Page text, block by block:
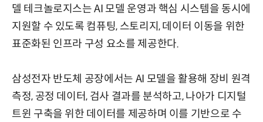
델 테크놀로지스는 AI 모델 운영과 핵심 시스템을 동시에
지원할 수 있도록 컴퓨팅, 스토리지, 데이터 이동을 위한
표준화된 인프라 구성 요소를 제공한다.
삼성전자 반도체 공장에서는 AI 모델을 활용해 장비 원격
측정, 공정 데이터, 검사 결과를 분석하고, 나아가 디지털
트윈 구축을 위한 데이터를 제공하며 이를 기반으로 수